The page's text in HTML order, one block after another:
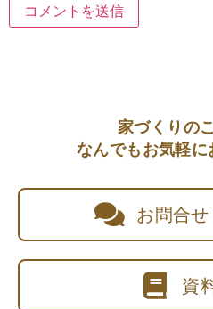
家づくりの
なんでもお気軽
お問合
資